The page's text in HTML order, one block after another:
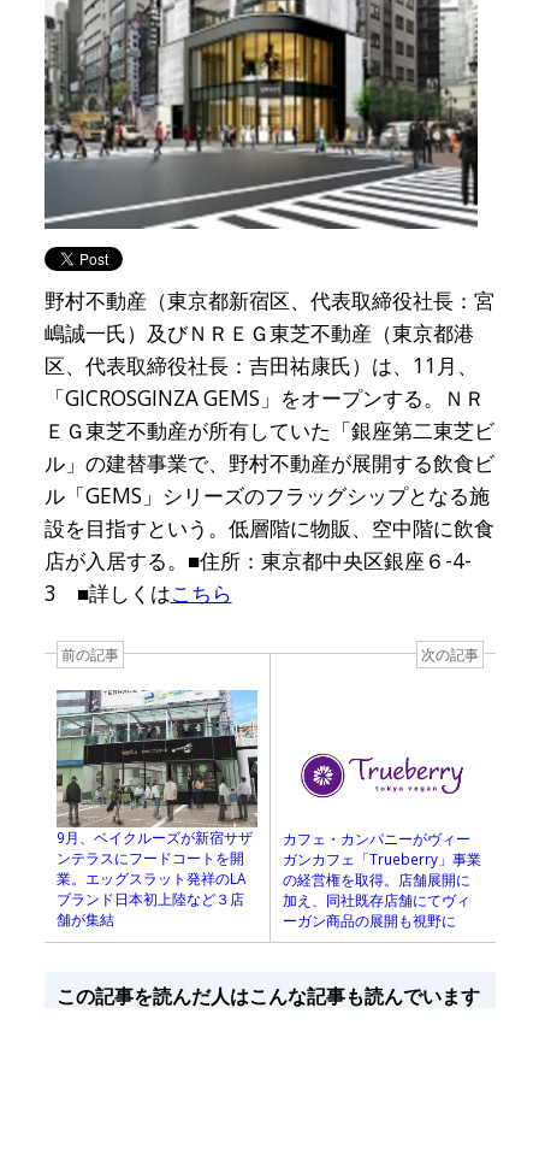
野村不動産（東京都新宿区、代表取締役社長：宮
嶋誠一氏）及びＮＲＥＧ東芝不動産（東京都港
区、代表取締役社長：吉田祐康氏）は、11月、
「GICROSGINZA GEMS」をオープンする。ＮＲ
ＥＧ東芝不動産が所有していた「銀座第二東芝ビ
ル」の建替事業で、野村不動産が展開する飲食ビ
ル「GEMS」シリーズのフラッグシップとなる施
設を目指すという。低層階に物販、空中階に飲食
店が入居する。■住所：東京都中央区銀座６-4-
3 ■詳しくはこちら
前の記事
9月、ベイクルーズが新宿サザ
ンテラスにフードコートを開
業。エッグスラット発祥のLA
ブランド日本初上陸など３店
舗が集結
次の記事
カフェ・カンパニーがヴィー
ガンカフェ「Trueberry」事業
の経営権を取得。店舗展開に
加え、同社既存店舗にてヴィ
ーガン商品の展開も視野に
この記事を読んだ人はこんな記事も読んでいます